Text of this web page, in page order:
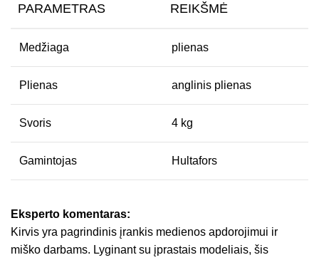
PARAMETRAS REIKŠMĖ
Medžiaga plienas
Plienas anglinis plienas
Svoris 4 kg
Gamintojas Hultafors
Eksperto komentaras:
Kirvis yra pagrindinis įrankis medienos apdorojimui ir
miško darbams. Lyginant su įprastais modeliais, šis